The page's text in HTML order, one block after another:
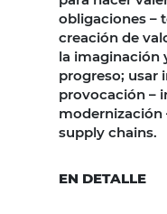
obligaciones –
creación de
la imaginación
progreso; usar
provocación –
modernización
supply chains.
EN DETALLE